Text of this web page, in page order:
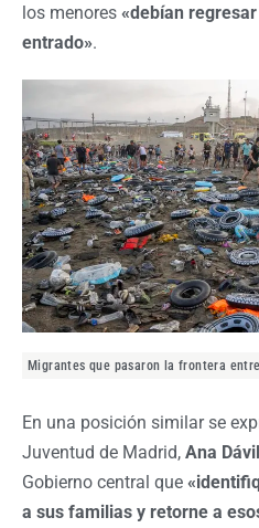
los menores «debían
entrado».
Migrantes que pasaron la frontera
En una posición similar se
Juventud de Madrid, Ana
Gobierno central que
a sus familias y retorne a